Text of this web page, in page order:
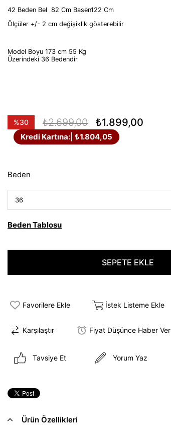
42 Beden Bel 82 Cm Basen122 Cm
Ölçüler +/- 2 cm değişiklik gösterebilir
Model Boyu 173 cm 55 Kg
Üzerindeki 36 Bedendir
%30
İndirim
₺2.699,00 ₺1.899,00
Kredi Kartına: | ₺1.804,05
Beden
Beden Tablosu
Favorilere Ekle İstek Listeme Ekle
Karşılaştır Fiyat Düşünce Haber Ver
Tavsiye Et Yorum Yaz
Ürün Özellikleri